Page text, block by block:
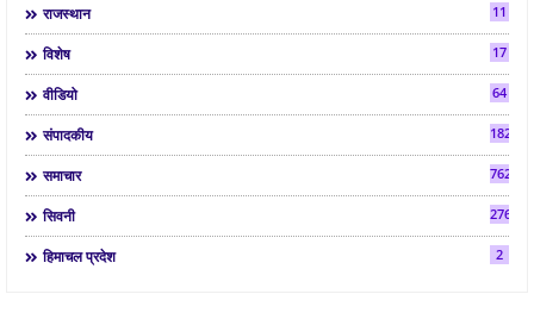
राजस्थान 11
विशेष 17
वीडियो 64
संपादकीय 182
समाचार 7624
सिवनी 2763
हिमाचल प्रदेश 2